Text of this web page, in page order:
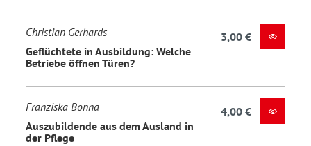
Christian Gerhards
Geflüchtete in Ausbildung: Welche
Betriebe öffnen Türen?
3,00 €
Franziska Bonna
Auszubildende aus dem Ausland in
der Pflege
4,00 €